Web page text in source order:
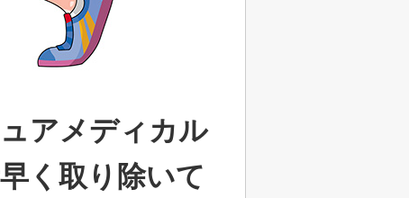
アメディカル
く取り除いて